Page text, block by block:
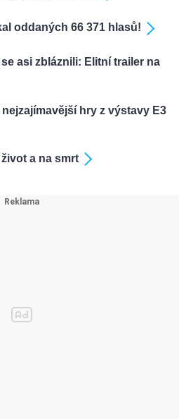
oddaných 66 371 hlasů!
asi zbláznili: Elitní trailer na
hry z výstavy E3
a na smrt